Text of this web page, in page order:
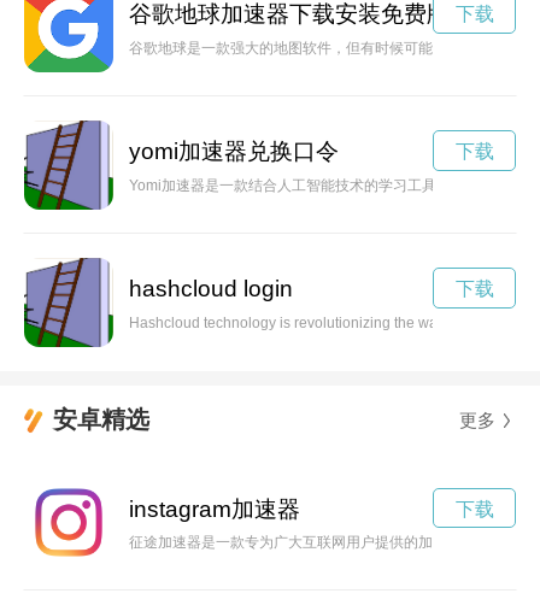
谷歌地球加速器下载安装免费版
谷歌地球是一款强大的地图软件，但有时候可能会出现卡顿或
下载
yomi加速器兑换口令
Yomi加速器是一款结合人工智能技术的学习工具，能够帮助用
下载
hashcloud login
Hashcloud technology is revolutionizing the way companies
下载
安卓精选 更多
instagram加速器
征途加速器是一款专为广大互联网用户提供的加速工具，通过
下载